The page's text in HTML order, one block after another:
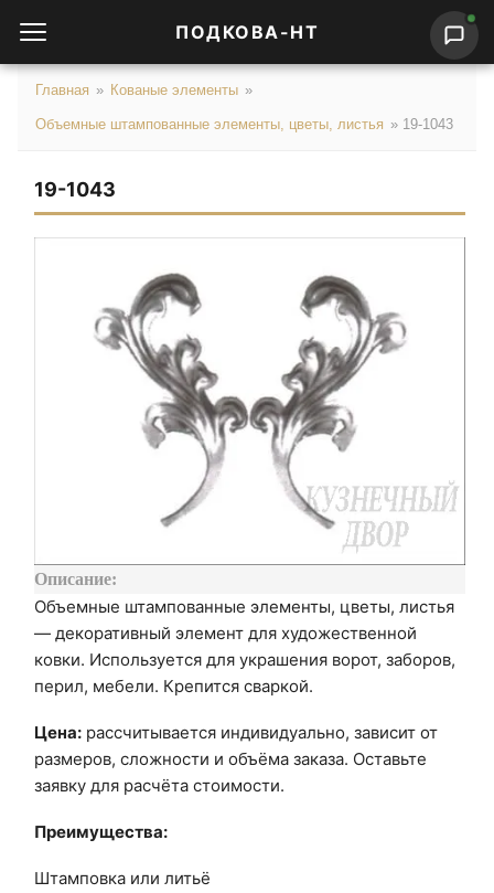
ПОДКОВА-НТ
Главная » Кованые элементы »
Объемные штампованные элементы, цветы, листья » 19-1043
19-1043
Описание:
Объемные штампованные элементы, цветы, листья
— декоративный элемент для художественной
ковки. Используется для украшения ворот, заборов,
перил, мебели. Крепится сваркой.
Цена: рассчитывается индивидуально, зависит от
размеров, сложности и объёма заказа. Оставьте
заявку для расчёта стоимости.
Преимущества:
Штамповка или литьё